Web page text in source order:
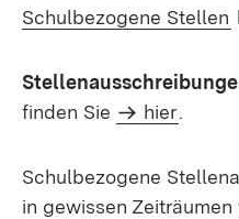
Schulbezogene Stellen
finden Sie
hier.
Schulbezogene
in gewissen